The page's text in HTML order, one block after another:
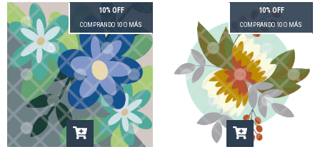
10% OFF
COMPRANDO 10 O MÁS
10% OFF
COMPRANDO 10 O MÁS